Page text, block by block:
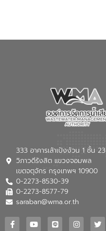
333 อาคารเล้าเป้งง้วน 1 ชั้น 23
วิภาวดีรังสิต แขวงจอมพล
เขตจตุจักร กรุงเทพฯ 10900
0-2273-8530-39
0-2273-8577-79
saraban@wma.or.th